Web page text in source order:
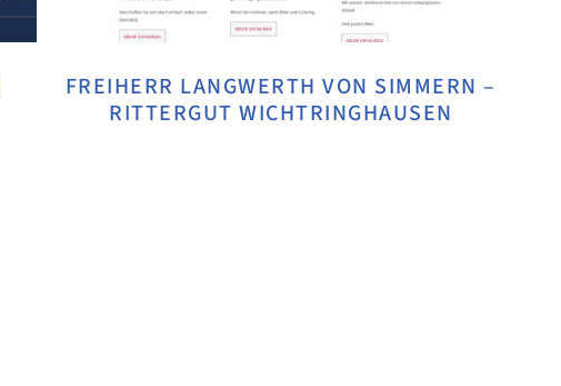
FREIHERR LANGWERTH VON SIMMERN –
RITTERGUT WICHTRINGHAUSEN